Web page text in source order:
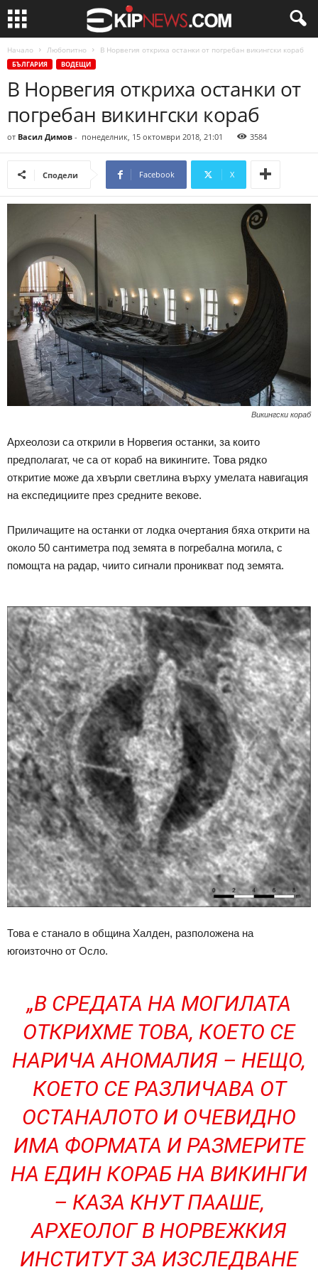
Начало Любопитно В Норвегия откриха останки от погребан викингски кораб
БЪЛГАРИЯ ВОДЕЩИ
В Норвегия откриха останки от
погребан викингски кораб
от Васил Димов - понеделник, 15 октомври 2018, 21:01 3584
Сподели Facebook X
Викингски кораб
Археолози са открили в Норвегия останки, за които
предполагат, че са от кораб на викингите. Това рядко
откритие може да хвърли светлина върху умелата навигация
на експедициите през средните векове.
Приличащите на останки от лодка очертания бяха открити на
около 50 сантиметра под земята в погребална могила, с
помощта на радар, чиито сигнали проникват под земята.
Това е станало в община Халден, разположена на
югоизточно от Осло.
„В СРЕДАТА НА МОГИЛАТА
ОТКРИХМЕ ТОВА, КОЕТО СЕ
НАРИЧА АНОМАЛИЯ – НЕЩО,
КОЕТО СЕ РАЗЛИЧАВА ОТ
ОСТАНАЛОТО И ОЧЕВИДНО
ИМА ФОРМАТА И РАЗМЕРИТЕ
НА ЕДИН КОРАБ НА ВИКИНГИ
– КАЗА КНУТ ПААШЕ,
АРХЕОЛОГ В НОРВЕЖКИЯ
ИНСТИТУТ ЗА ИЗСЛЕДВАНЕ